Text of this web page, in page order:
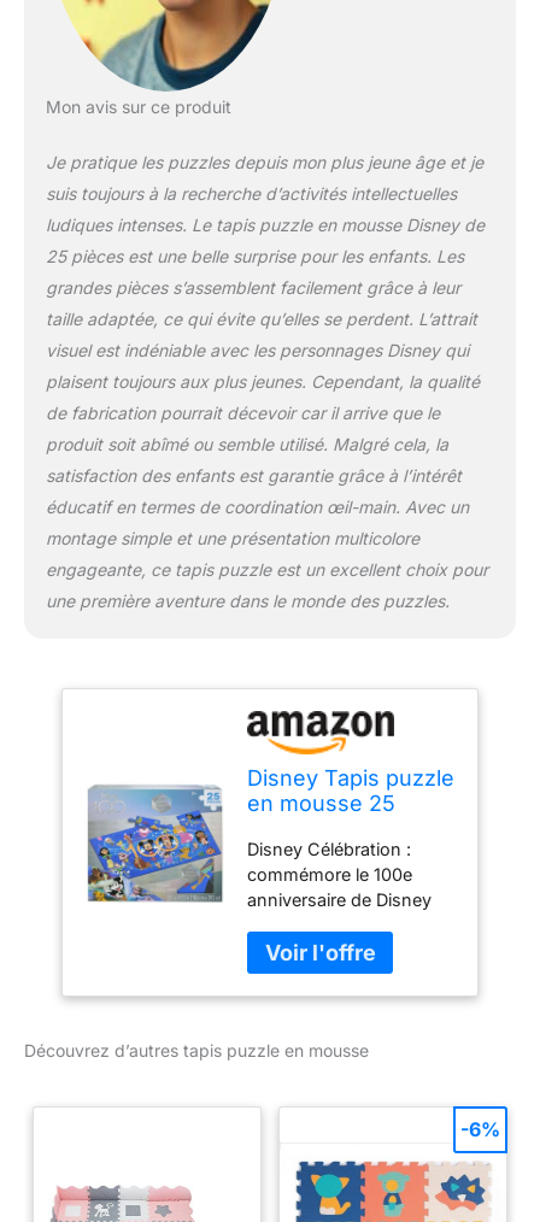
doux.
Mon avis sur ce produit
Je pratique les puzzles depuis mon plus jeune âge et je
suis toujours à la recherche d’activités intellectuelles
ludiques intenses. Le tapis puzzle en mousse Disney de
25 pièces est une belle surprise pour les enfants. Les
grandes pièces s’assemblent facilement grâce à leur
taille adaptée, ce qui évite qu’elles se perdent. L’attrait
visuel est indéniable avec les personnages Disney qui
plaisent toujours aux plus jeunes. Cependant, la qualité
de fabrication pourrait décevoir car il arrive que le
produit soit abîmé ou semble utilisé. Malgré cela, la
satisfaction des enfants est garantie grâce à l’intérêt
éducatif en termes de coordination œil-main. Avec un
montage simple et une présentation multicolore
engageante, ce tapis puzzle est un excellent choix pour
une première aventure dans le monde des puzzles.
Disney Tapis puzzle
en mousse 25
Disney Célébration :
commémore le 100e
anniversaire de Disney
emblématiques. Grandes
pièces en mousse : sûr
et facile à manipuler pour
éducatif : favorise la
les compétences
Disney vibrantes qui
captivent les jeunes
Découvrez d’autres tapis puzzle en mousse
-6%